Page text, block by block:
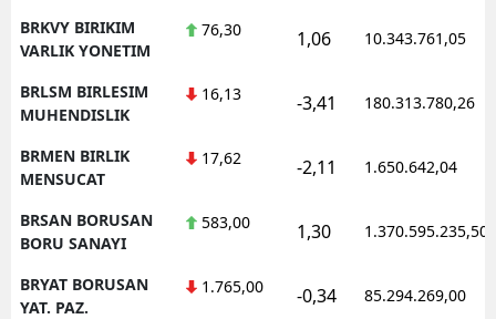
BRKVY BIRIKIM
VARLIK YONETIM
76,30 1,06 10.343.761,05
BRLSM BIRLESIM
MUHENDISLIK
16,13 -3,41 180.313.780,26
BRMEN BIRLIK
MENSUCAT
17,62 -2,11 1.650.642,04
BRSAN BORUSAN
BORU SANAYI
583,00 1,30 1.370.595.235,50
BRYAT BORUSAN
YAT. PAZ.
1.765,00 -0,34 85.294.269,00